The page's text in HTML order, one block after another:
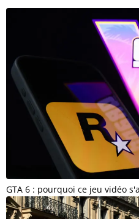
GTA 6 : pourquoi ce jeu vidéo